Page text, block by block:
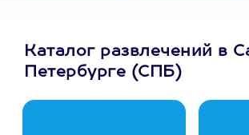
Каталог развлечений в
Петербурге (СПБ)